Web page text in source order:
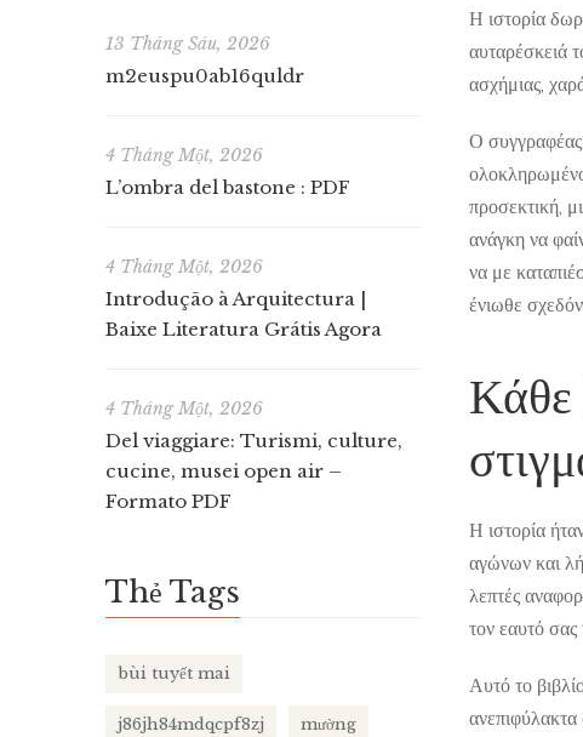
Η ιστορία
αυταρέσκειά
ασχήμιας,
Ο
προσεκτική,
ανάγκη να
να με
ένιωθε
Κάθε
Η ιστορία
αγώνων και
λεπτές
τον εαυτό σας
Αυτό το
13 Tháng Sáu, 2026
m2euspu0ab16quldr
4 Tháng Một, 2026
L’ombra del bastone : PDF
4 Tháng Một, 2026
Introdução à Arquitectura |
Baixe Literatura Grátis Agora
4 Tháng Một, 2026
Del viaggiare: Turismi, culture,
cucine, musei open air –
Formato PDF
Thẻ Tags
bùi tuyết mai
j86jh84mdqcpf8zj mường